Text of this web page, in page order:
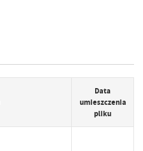
Data
umieszczenia
pliku